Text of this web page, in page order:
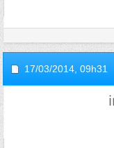
17/03/2014, 09h31